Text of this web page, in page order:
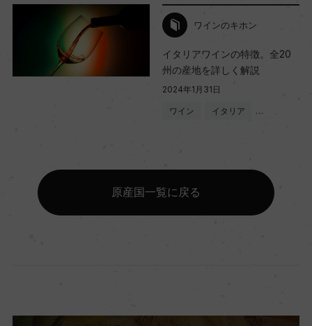
ワインのキホン
イタリアワインの特徴。全20
州の産地を詳しく解説
2024年1月31日
ワイン イタリア …
原産国一覧に戻る